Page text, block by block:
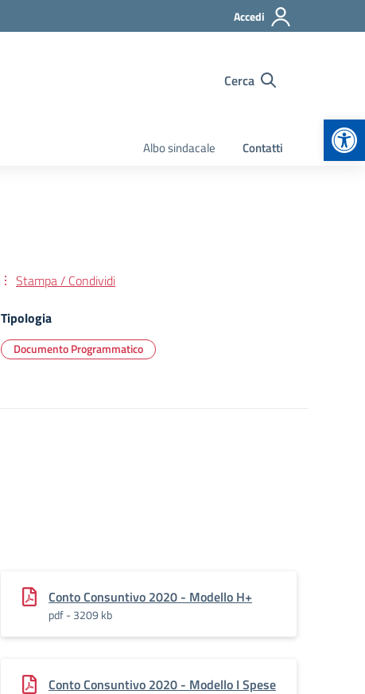
Accedi
Cerca
Albo sindacale Contatti
Stampa / Condividi
Tipologia
Documento Programmatico
Conto Consuntivo 2020 - Modello H+
pdf - 3209 kb
Conto Consuntivo 2020 - Modello I Spese